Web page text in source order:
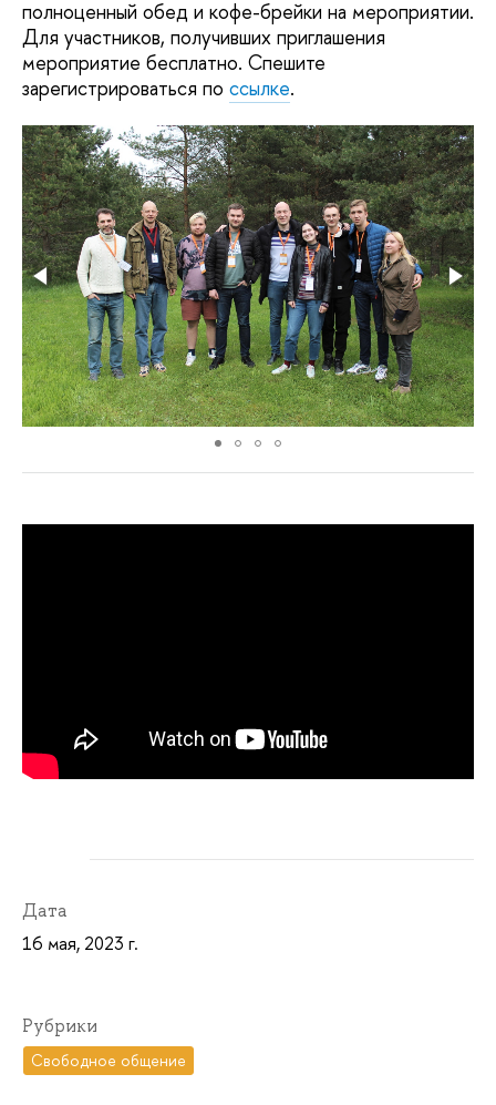
полноценный обед и кофе-брейки на мероприятии.
Для участников, получивших приглашения
мероприятие бесплатно. Спешите
зарегистрироваться по ссылке.
Дата
16 мая, 2023 г.
Рубрики
Свободное общение